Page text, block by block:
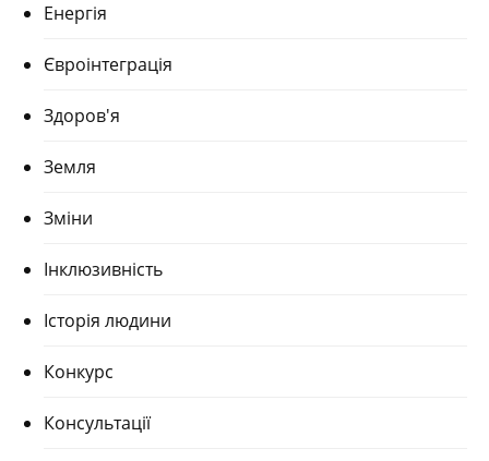
Енергія
Євроінтеграція
Здоров'я
Земля
Зміни
Інклюзивність
Історія людини
Конкурс
Консультації